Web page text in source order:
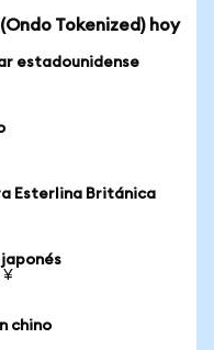
Tokenized) hoy
estadounidense
Esterlina Británica
japonés
¥
chino